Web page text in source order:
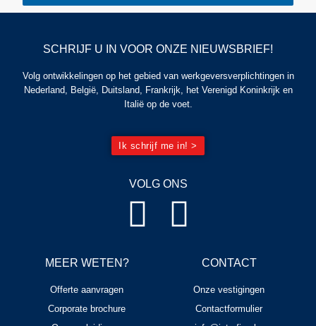
CONTACT
Onze vestigingen
Contactformulier
MEER WETEN?
Offerte aanvragen
Corporate brochure
VOLG ONS
SCHRIJF U IN VOOR ONZE NIEUWSBRIEF!
Volg ontwikkelingen op het gebied van werkgeversverplichtingen in
Nederland, België, Duitsland, Frankrijk, het Verenigd Koninkrijk en
Italië op de voet.
Ik schrijf me in! >